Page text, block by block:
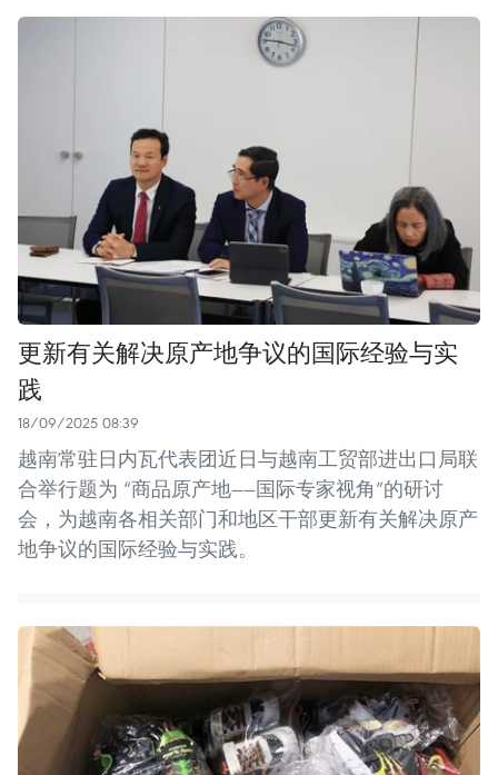
更新有关解决原产地争议的国际经验与实
践
18/09/2025 08:39
越南常驻日内瓦代表团近日与越南工贸部进出口局联
合举行题为 “商品原产地——国际专家视角”的研讨
会，为越南各相关部门和地区干部更新有关解决原产
地争议的国际经验与实践。